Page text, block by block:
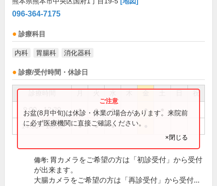
096-364-7175
診療科目
内科 胃腸科 消化器科
診療/受付時間・休診日
祝
9:00～12:30 ● ● ● ●
14:30～18:00 ● ● ●
お盆(8月中旬)は休診・休業の場合があります。来院前
に必ず医療機関に直接ご確認ください。
×閉じる
備考: 胃カメラをご希望の方は「初診受付」から受付
が出来ます。
大腸カメラをご希望の方は「再診受付」から受付...